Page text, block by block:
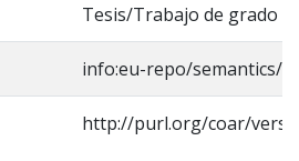
Tesis/Trabajo de grado
info:eu-repo/semantics/
http://purl.org/coar/